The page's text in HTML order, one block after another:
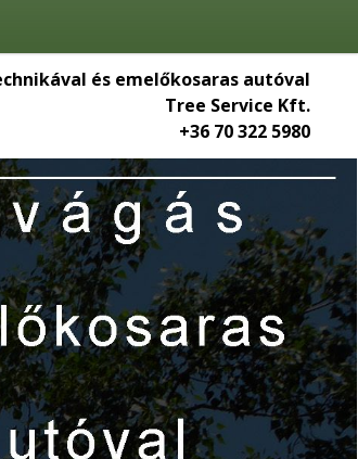
és emelőkosaras autóval
Tree Service Kft.
+36 70 322 5980